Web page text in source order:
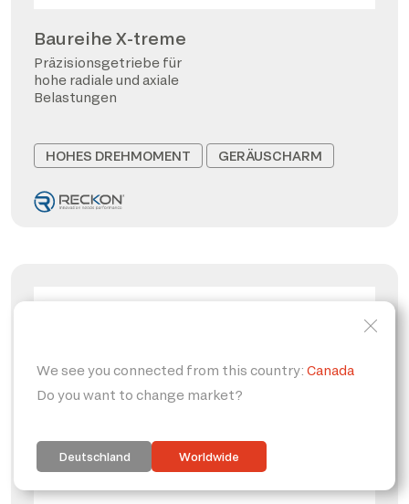
Baureihe X-treme
Präzisionsgetriebe für
hohe radiale und axiale
Belastungen
HOHES DREHMOMENT GERÄUSCHARM